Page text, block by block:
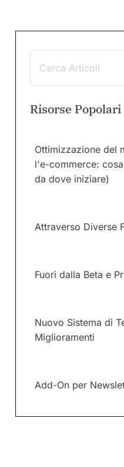
Risorse Popolari
Ottimizzazione del
l'e-commerce:
da dove iniziare)
Attraverso Diverse
Fuori dalla Beta e
Nuovo Sistema di
Miglioramenti
Add-On per